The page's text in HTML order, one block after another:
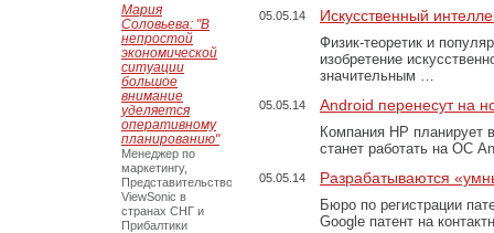
05.05.14 Искусственный
Физик-теоретик и
изобретение
значительным …
05.05.14 Android перенесут на
Компания HP планирует
станет работать на ОС
05.05.14 Разрабатываются
Бюро по регистрации
Google патент на
Мария
Соловьева: "В
непростой
экономической
ситуации
большое
внимание
уделяется
оперативному
планированию"
Менеджер по
маркетингу,
Представительство
ViewSonic в
странах СНГ и
Прибалтики